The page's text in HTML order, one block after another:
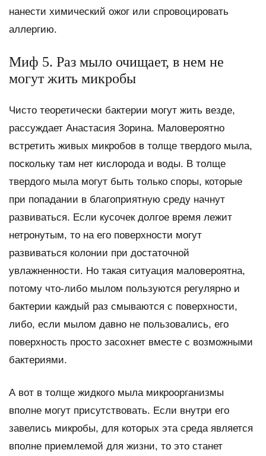
нанести химический ожог или спровоцировать
аллергию.
Миф 5. Раз мыло очищает, в нем не
могут жить микробы
Чисто теоретически бактерии могут жить везде,
рассуждает Анастасия Зорина. Маловероятно
встретить живых микробов в толще твердого мыла,
поскольку там нет кислорода и воды. В толще
твердого мыла могут быть только споры, которые
при попадании в благоприятную среду начнут
развиваться. Если кусочек долгое время лежит
нетронутым, то на его поверхности могут
развиваться колонии при достаточной
увлажненности. Но такая ситуация маловероятна,
потому что-либо мылом пользуются регулярно и
бактерии каждый раз смываются с поверхности,
либо, если мылом давно не пользовались, его
поверхность просто засохнет вместе с возможными
бактериями.
А вот в толще жидкого мыла микроорганизмы
вполне могут присутствовать. Если внутри его
завелись микробы, для которых эта среда является
вполне приемлемой для жизни, то это станет